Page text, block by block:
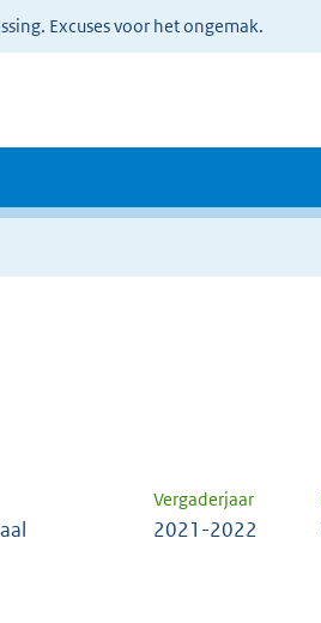
Excuses voor het ongemak.
Vergaderjaar
2021-2022